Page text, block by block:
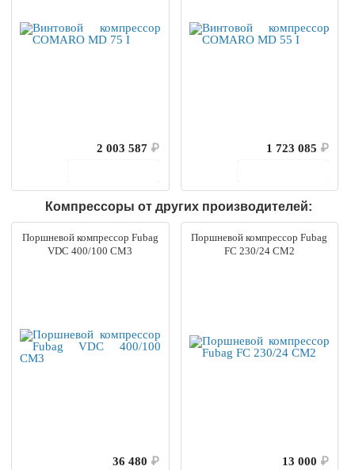
2 003 587 ₽
1 723 085 ₽
Компрессоры от других производителей:
Поршневой компрессор Fubag
VDC 400/100 CM3
36 480 ₽
Поршневой компрессор Fubag
FС 230/24 CM2
13 000 ₽